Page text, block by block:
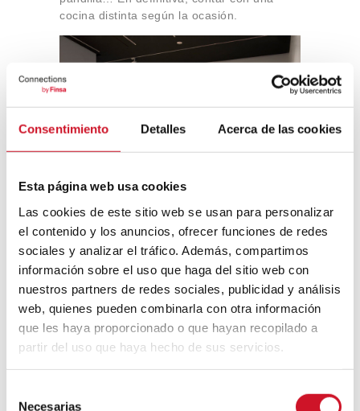
Consentimiento Detalles Acerca de las cookies
Esta página web usa cookies
Las cookies de este sitio web se usan para personalizar
el contenido y los anuncios, ofrecer funciones de redes
sociales y analizar el tráfico. Además, compartimos
información sobre el uso que haga del sitio web con
nuestros partners de redes sociales, publicidad y análisis
web, quienes pueden combinarla con otra información
que les haya proporcionado o que hayan recopilado a
partir del uso que haya hecho de sus servicios.
Necesarias
cocina distinta según la ocasión.
Navegación
de